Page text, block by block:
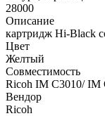
28000
Описание
картридж Hi-Black
Цвет
Желтый
Совместимость
Ricoh IM C3010/ IM
Вендор
Ricoh